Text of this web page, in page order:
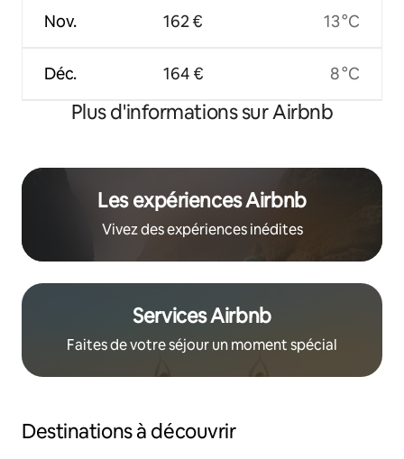
Nov.
Déc.
162 €
164 €
13 °C
8 °C
Plus d'informations sur Airbnb
Les expériences Airbnb
Vivez des expériences inédites
Services Airbnb
Faites de votre séjour un moment spécial
Destinations à découvrir